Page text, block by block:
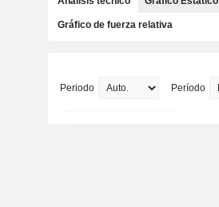
Gráfico de fuerza relativa
Periodo Período